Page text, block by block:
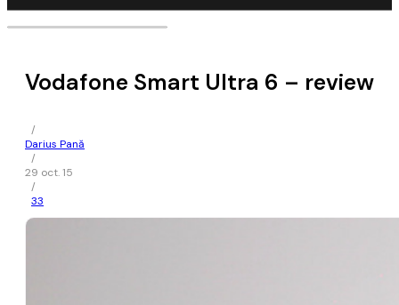
Vodafone Smart Ultra 6 – review
/
Darius Pană
/
29 oct. 15
/
33